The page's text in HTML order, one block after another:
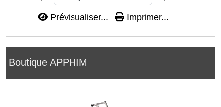
Boutique APPHIM
Prévisualiser... Imprimer...